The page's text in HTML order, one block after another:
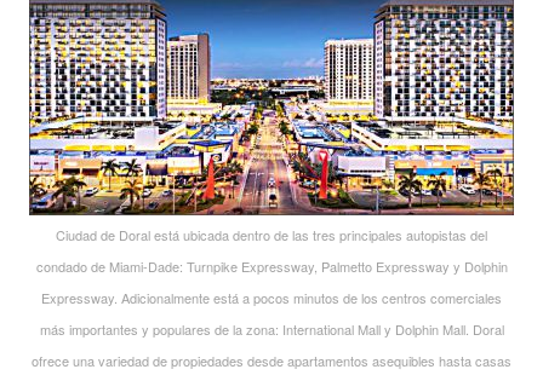
Ciudad de Doral está ubicada dentro de las tres principales autopistas del
condado de Miami-Dade: Turnpike Expressway, Palmetto Expressway y Dolphin
Expressway. Adicionalmente está a pocos minutos de los centros comerciales
más importantes y populares de la zona: International Mall y Dolphin Mall. Doral
ofrece una variedad de propiedades desde apartamentos asequibles hasta casas